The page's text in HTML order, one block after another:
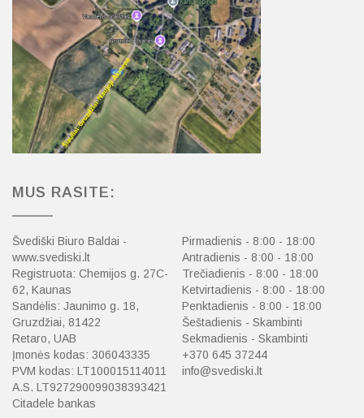
MUS RASITE:
Švediški Biuro Baldai -
www.svediski.lt
Registruota: Chemijos g. 27C-
62, Kaunas
Sandėlis: Jaunimo g. 18,
Gruzdžiai, 81422
Retaro, UAB
Įmonės kodas: 306043335
PVM kodas: LT100015114011
A.S. LT927290099038393421
Citadele bankas
Pirmadienis - 8:00 - 18:00
Antradienis - 8:00 - 18:00
Trečiadienis - 8:00 - 18:00
Ketvirtadienis - 8:00 - 18:00
Penktadienis - 8:00 - 18:00
Šeštadienis - Skambinti
Sekmadienis - Skambinti
+370 645 37244
info@svediski.lt